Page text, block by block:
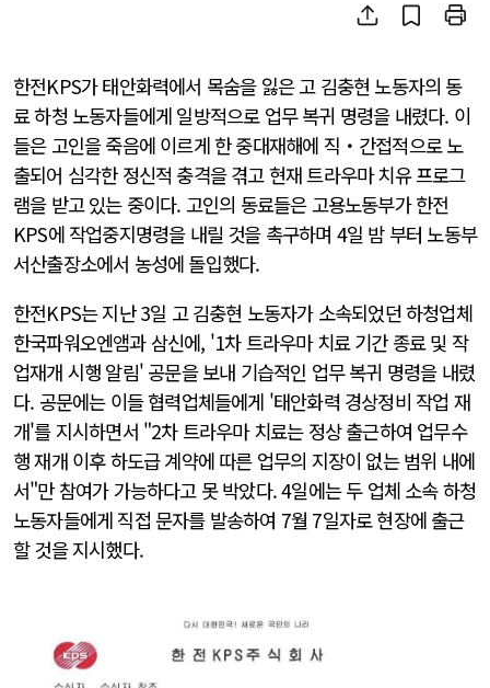
한전KPS가 태안화력에서 목숨을 잃은 고 김충현 노동자의 동
료 하청 노동자들에게 일방적으로 업무 복귀 명령을 내렸다. 이
들은 고인을 죽음에 이르게 한 중대재해에 직・간접적으로 노
출되어 심각한 정신적 충격을 겪고 현재 트라우마 치유 프로그
램을 받고 있는 중이다. 고인의 동료들은 고용노동부가 한전
KPS에 작업중지명령을 내릴 것을 촉구하며 4일 밤 부터 노동부
서산출장소에서 농성에 돌입했다.
한전KPS는 지난 3일 고 김충현 노동자가 소속되었던 하청업체
한국파워오엔앰과 삼신에, '1차 트라우마 치료 기간 종료 및 작
업재개 시행 알림' 공문을 보내 기습적인 업무 복귀 명령을 내렸
다. 공문에는 이들 협력업체들에게 '태안화력 경상정비 작업 재
개'를 지시하면서 "2차 트라우마 치료는 정상 출근하여 업무수
행 재개 이후 하도급 계약에 따른 업무의 지장이 없는 범위 내에
서"만 참여가 가능하다고 못 박았다. 4일에는 두 업체 소속 하청
노동자들에게 직접 문자를 발송하여 7월 7일자로 현장에 출근
할 것을 지시했다.